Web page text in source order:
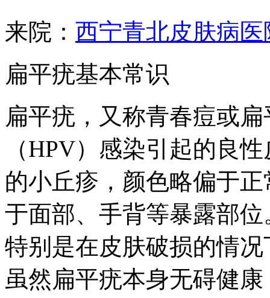
来院： 西宁青北皮肤病医
扁平疣基本常识
扁平疣，又称青春痘或
（HPV）感染引起的良
的小丘疹，颜色略偏于
于面部、手背等暴露部
特别是在皮肤破损的情
虽然扁平疣本身无碍健